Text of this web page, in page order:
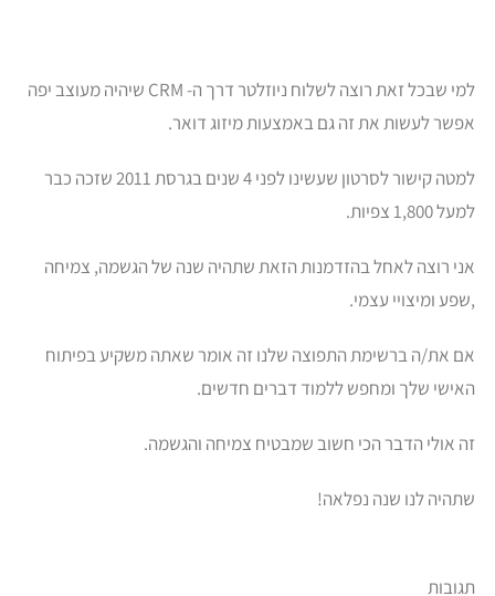
למי שבכל זאת רוצה לשלוח ניוזלטר דרך ה- CRM שיהיה מעוצב יפה
אפשר לעשות את זה גם באמצעות מיזוג דואר.
למטה קישור לסרטון שעשינו לפני 4 שנים בגרסת 2011 שזכה כבר
למעל 1,800 צפיות.
אני רוצה לאחל בהזדמנות הזאת שתהיה שנה של הגשמה, צמיחה
,שפע ומיצויי עצמי.
אם את/ה ברשימת התפוצה שלנו זה אומר שאתה משקיע בפיתוח
האישי שלך ומחפש ללמוד דברים חדשים.
זה אולי הדבר הכי חשוב שמבטיח צמיחה והגשמה.
שתהיה לנו שנה נפלאה!
תגובות